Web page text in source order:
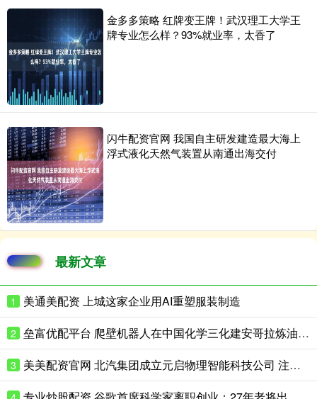
金多多策略 红牌变王牌！武汉理工大学王
牌专业怎么样？93%就业率，太香了
闪牛配资官网 我国自主研发建造最大海上
浮式液化天然气装置从南通出海交付
最新文章
1 美通美配资 上城这家企业用AI重塑服装制造
2 垒富优配平台 爬壁机器人在中国化学三化建安哥拉炼油项目完成实战演练
3 美美配资官网 北汽集团成立元启物理智能科技公司 注册资本8亿